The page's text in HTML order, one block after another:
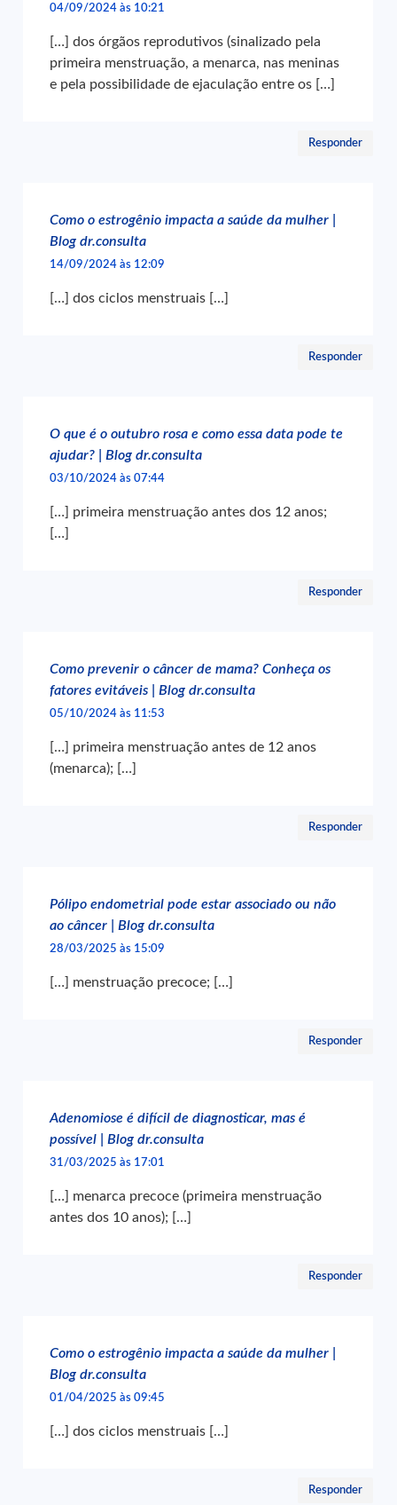
04/09/2024 às 10:21
[…] dos órgãos reprodutivos (sinalizado pela
primeira menstruação, a menarca, nas meninas
e pela possibilidade de ejaculação entre os […]
Responder
Como o estrogênio impacta a saúde da mulher |
Blog dr.consulta
14/09/2024 às 12:09
[…] dos ciclos menstruais […]
Responder
O que é o outubro rosa e como essa data pode te
ajudar? | Blog dr.consulta
03/10/2024 às 07:44
[…] primeira menstruação antes dos 12 anos;
[…]
Responder
Como prevenir o câncer de mama? Conheça os
fatores evitáveis | Blog dr.consulta
05/10/2024 às 11:53
[…] primeira menstruação antes de 12 anos
(menarca); […]
Responder
Pólipo endometrial pode estar associado ou não
ao câncer | Blog dr.consulta
28/03/2025 às 15:09
[…] menstruação precoce; […]
Responder
Adenomiose é difícil de diagnosticar, mas é
possível | Blog dr.consulta
31/03/2025 às 17:01
[…] menarca precoce (primeira menstruação
antes dos 10 anos); […]
Responder
Como o estrogênio impacta a saúde da mulher |
Blog dr.consulta
01/04/2025 às 09:45
[…] dos ciclos menstruais […]
Responder